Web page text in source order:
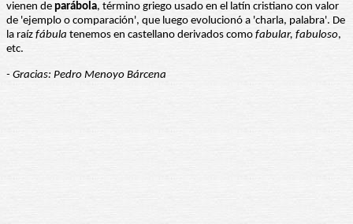
vienen de parábola, término griego usado en el latín cristiano con valor
de 'ejemplo o comparación', que luego evolucionó a 'charla, palabra'. De
la raíz fábula tenemos en castellano derivados como fabular, fabuloso,
etc.
- Gracias: Pedro Menoyo Bárcena